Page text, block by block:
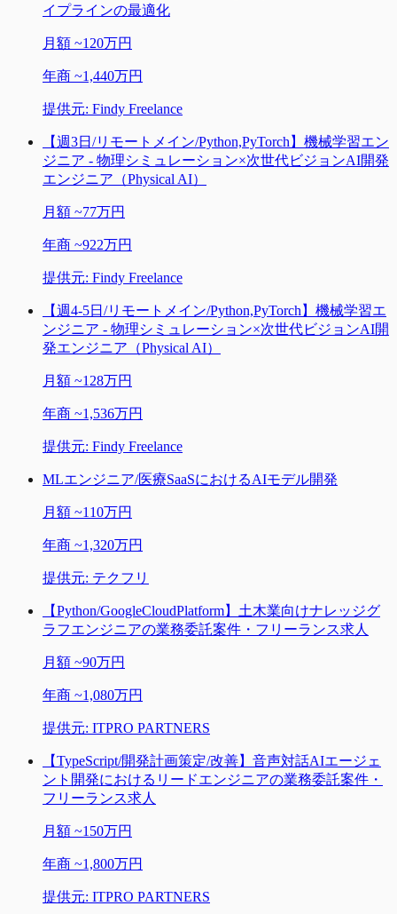
イプラインの最適化
月額 ~120万円
年商 ~1,440万円
提供元: Findy Freelance
【週3日/リモートメイン/Python,PyTorch】機械学習エン
ジニア - 物理シミュレーション×次世代ビジョンAI開発
エンジニア（Physical AI）
月額 ~77万円
年商 ~922万円
提供元: Findy Freelance
【週4-5日/リモートメイン/Python,PyTorch】機械学習エ
ンジニア - 物理シミュレーション×次世代ビジョンAI開
発エンジニア（Physical AI）
月額 ~128万円
年商 ~1,536万円
提供元: Findy Freelance
MLエンジニア/医療SaaSにおけるAIモデル開発
月額 ~110万円
年商 ~1,320万円
提供元: テクフリ
【Python/GoogleCloudPlatform】土木業向けナレッジグ
ラフエンジニアの業務委託案件・フリーランス求人
月額 ~90万円
年商 ~1,080万円
提供元: ITPRO PARTNERS
【TypeScript/開発計画策定/改善】音声対話AIエージェ
ント開発におけるリードエンジニアの業務委託案件・
フリーランス求人
月額 ~150万円
年商 ~1,800万円
提供元: ITPRO PARTNERS